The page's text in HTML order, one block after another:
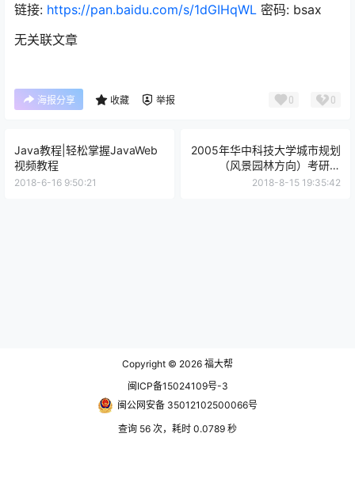
链接: https://pan.baidu.com/s/1dGIHqWL 密码: bsax
无关联文章
海报分享 收藏 举报 0 0
Java教程|轻松掌握JavaWeb
视频教程
2018-6-16 9:50:21
2005年华中科技大学城市规划
（风景园林方向）考研试
题.pdf
2018-8-15 19:35:42
Copyright © 2026 福大帮
闽ICP备15024109号-3
闽公网安备 35012102500066号
查询 56 次，耗时 0.0789 秒